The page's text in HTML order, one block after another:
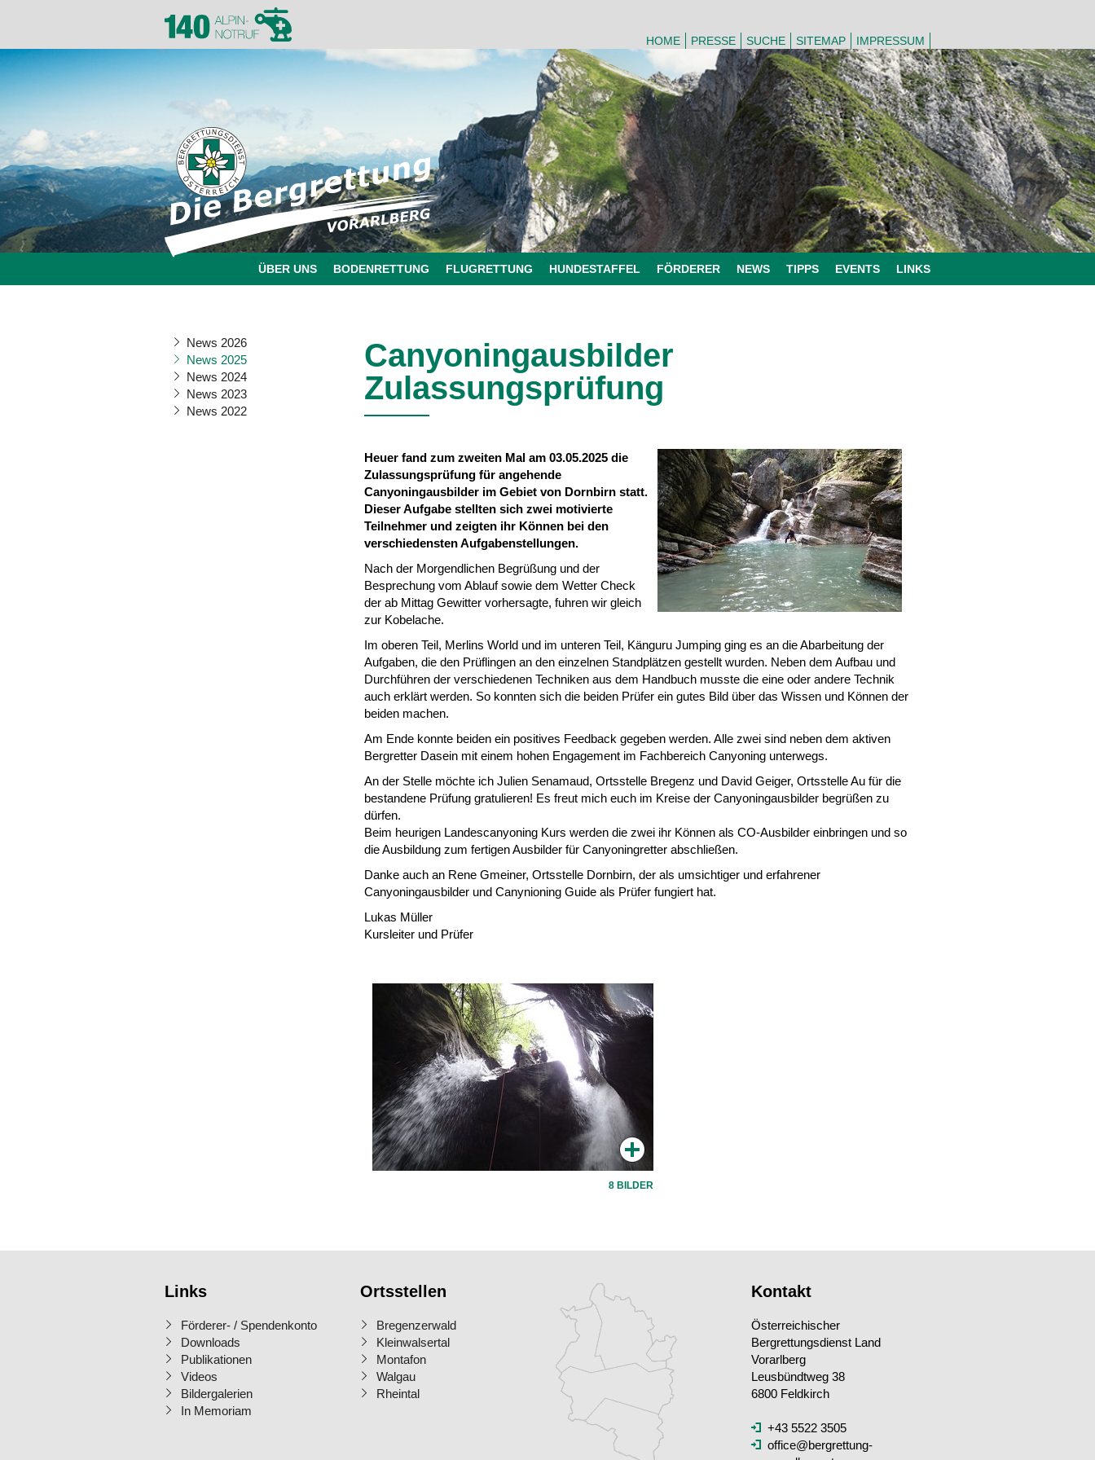
HOME PRESSE SUCHE SITEMAP IMPRESSUM
ÜBER UNS BODENRETTUNG FLUGRETTUNG HUNDESTAFFEL FÖRDERER NEWS TIPPS EVENTS LINKS
News 2026
News 2025
News 2024
News 2023
News 2022
Canyoningausbilder
Zulassungsprüfung
Heuer fand zum zweiten Mal am 03.05.2025 die
Zulassungsprüfung für angehende
Canyoningausbilder im Gebiet von Dornbirn statt.
Dieser Aufgabe stellten sich zwei motivierte
Teilnehmer und zeigten ihr Können bei den
verschiedensten Aufgabenstellungen.
Nach der Morgendlichen Begrüßung und der
Besprechung vom Ablauf sowie dem Wetter Check
der ab Mittag Gewitter vorhersagte, fuhren wir gleich
zur Kobelache.
Im oberen Teil, Merlins World und im unteren Teil, Känguru Jumping ging es an die Abarbeitung der
Aufgaben, die den Prüflingen an den einzelnen Standplätzen gestellt wurden. Neben dem Aufbau und
Durchführen der verschiedenen Techniken aus dem Handbuch musste die eine oder andere Technik
auch erklärt werden. So konnten sich die beiden Prüfer ein gutes Bild über das Wissen und Können der
beiden machen.
Am Ende konnte beiden ein positives Feedback gegeben werden. Alle zwei sind neben dem aktiven
Bergretter Dasein mit einem hohen Engagement im Fachbereich Canyoning unterwegs.
An der Stelle möchte ich Julien Senamaud, Ortsstelle Bregenz und David Geiger, Ortsstelle Au für die
bestandene Prüfung gratulieren! Es freut mich euch im Kreise der Canyoningausbilder begrüßen zu
dürfen.
Beim heurigen Landescanyoning Kurs werden die zwei ihr Können als CO-Ausbilder einbringen und so
die Ausbildung zum fertigen Ausbilder für Canyoningretter abschließen.
Danke auch an Rene Gmeiner, Ortsstelle Dornbirn, der als umsichtiger und erfahrener
Canyoningausbilder und Canynioning Guide als Prüfer fungiert hat.
Lukas Müller
Kursleiter und Prüfer
8 BILDER
Links
Förderer- / Spendenkonto
Downloads
Publikationen
Videos
Bildergalerien
In Memoriam
Ortsstellen
Bregenzerwald
Kleinwalsertal
Montafon
Walgau
Rheintal
Kontakt
Österreichischer
Bergrettungsdienst Land
Vorarlberg
Leusbündtweg 38
6800 Feldkirch
+43 5522 3505
office@bergrettung-